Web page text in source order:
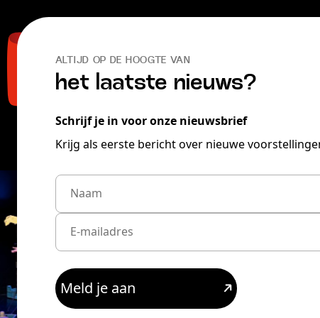
Voorstellingen
ALTIJD OP DE HOOGTE VAN
het laatste nieuws?
Schrijf je in voor onze nieuwsbrief
Krijg als eerste bericht over nieuwe
Meld je aan